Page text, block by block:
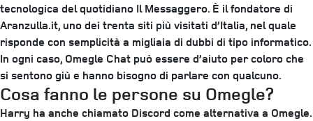
tecnologica del quotidiano Il Messaggero. È il fondatore di
Aranzulla.it, uno dei trenta siti più visitati d’Italia, nel quale
risponde con semplicità a migliaia di dubbi di tipo informatico.
In ogni caso, Omegle Chat può essere d’aiuto per coloro che
si sentono giù e hanno bisogno di parlare con qualcuno.
Cosa fanno le persone su Omegle?
Harry ha anche chiamato Discord come alternativa a Omegle.